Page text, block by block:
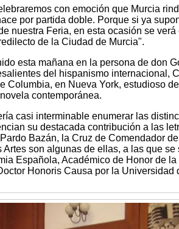
con emoción que Murcia
por partida doble. Porque si ya
nuestra Feria, en esta ocasión se
de la Ciudad de Murcia".
esta mañana en la persona de don
del hispanismo internacional,
Columbia, en Nueva York, estudioso
contemporánea.
casi interminable enumerar las
su destacada contribución a las
Bazán, la Cruz de Comendador
son algunas de ellas, a las que
Española, Académico de Honor de
Honoris Causa por la Universidad